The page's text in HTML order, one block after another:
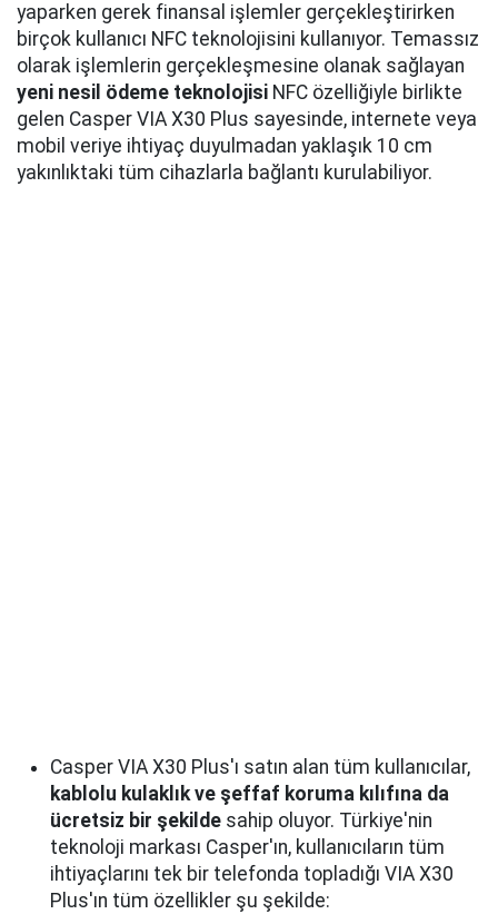
yaparken gerek finansal işlemler gerçekleştirirken
birçok kullanıcı NFC teknolojisini kullanıyor. Temassız
olarak işlemlerin gerçekleşmesine olanak sağlayan
yeni nesil ödeme teknolojisi NFC özelliğiyle birlikte
gelen Casper VIA X30 Plus sayesinde, internete veya
mobil veriye ihtiyaç duyulmadan yaklaşık 10 cm
yakınlıktaki tüm cihazlarla bağlantı kurulabiliyor.
Casper VIA X30 Plus'ı satın alan tüm kullanıcılar,
kablolu kulaklık ve şeffaf koruma kılıfına da
ücretsiz bir şekilde sahip oluyor. Türkiye'nin
teknoloji markası Casper'ın, kullanıcıların tüm
ihtiyaçlarını tek bir telefonda topladığı VIA X30
Plus'ın tüm özellikler şu şekilde: